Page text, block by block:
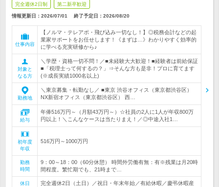
完全週休2日制 第二新卒歓迎
情報更新日：2026/07/01 終了予定日： 2026/08/20
仕事内容
【ノルマ・テレアポ・飛び込み一切なし！】◎税務会計などの起
業家サポートをお任せします！《まずは…》わかりやすく効率的
に学べる充実研修から♪
対象と
なる方
＼学歴・資格一切不問！／■未経験大大歓迎！■経験者は前給保証
■「税理士って何するの？」⇒そんな方も是非！プロに育てます
(※成長実績1000名以上)
勤務地
＼東京募集・転勤なし／ ■東京 渋谷オフィス（東京都渋谷区）
NX新宿オフィス（東京都渋谷区） 西…
給与
年俸516万円～（月額43万円～）☆社員の2人に1人が年収800万
円以上！＼こんなケースは当たりまえ！／◎中途入社1…
初年度
年収
516万円～1000万円
勤務
時間
9：00～18：00（60分休憩） 時間外労働有無：有※残業は月20時
間程度。繁忙期でも、21時まで…
休日
完全週休2日（土日）／祝日・年末年始／有給休暇／慶弔休暇産